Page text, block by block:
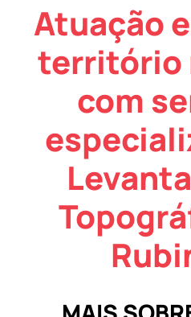
Atuação
território
com